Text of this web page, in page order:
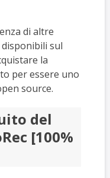
di altre
sul
la
per essere uno
source.
del
[100%